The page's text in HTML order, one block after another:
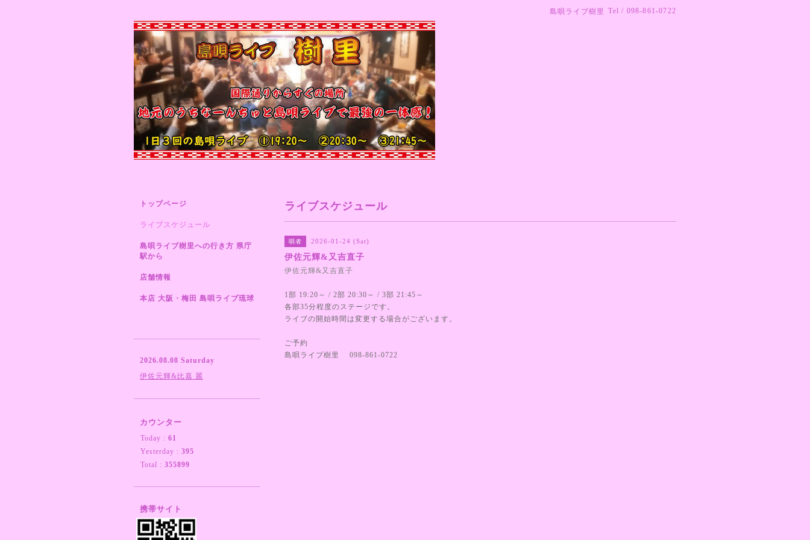
島唄ライブ樹里 Tel / 098-861-0722
ライブスケジュール
唄者 2026-01-24 (Sat)
伊佐元輝&又吉直子
伊佐元輝&又吉直子
1部 19:20～ / 2部 20:30～ / 3部 21:45～
各部35分程度のステージです。
ライブの開始時間は変更する場合がございます。
ご予約
島唄ライブ樹里 098-861-0722
トップページ
ライブスケジュール
島唄ライブ樹里への行き方 県庁
駅から
店舗情報
本店 大阪・梅田 島唄ライブ琉球
2026.08.08 Saturday
伊佐元輝&比嘉 麗
カウンター
Today : 61
Yesterday : 395
Total : 355899
携帯サイト